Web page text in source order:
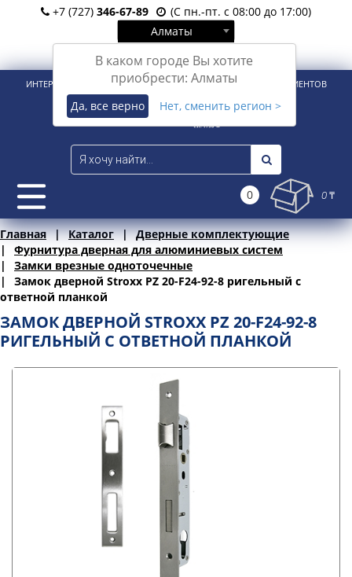
+7 (727) 346-67-89
(С пн.-пт. с 08:00 до 17:00)
Алматы
В каком городе Вы хотите
приобрести: Алматы
Да, все верно Нет, сменить регион >
Вход Регистрация
ИНТЕРНЕТ-МАГАЗИН ДЛЯ РОЗНИЧНЫХ И КОРПОРАТИВНЫХ КЛИЕНТОВ
0 0 ₸
Главная Каталог
Дверные комплектующие
Фурнитура дверная для алюминиевых систем
Замки врезные одноточечные
Замок дверной Stroxx PZ 20-F24-92-8 ригельный с
ответной планкой
ЗАМОК ДВЕРНОЙ STROXX PZ 20-F24-92-8
РИГЕЛЬНЫЙ С ОТВЕТНОЙ ПЛАНКОЙ